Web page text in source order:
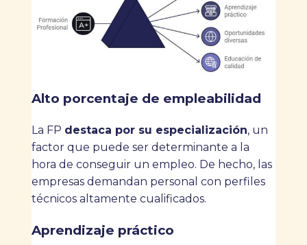
Alto porcentaje de empleabilidad
La FP destaca por su especialización, un
factor que puede ser determinante a la
hora de conseguir un empleo. De hecho, las
empresas demandan personal con perfiles
técnicos altamente cualificados.
Aprendizaje práctico